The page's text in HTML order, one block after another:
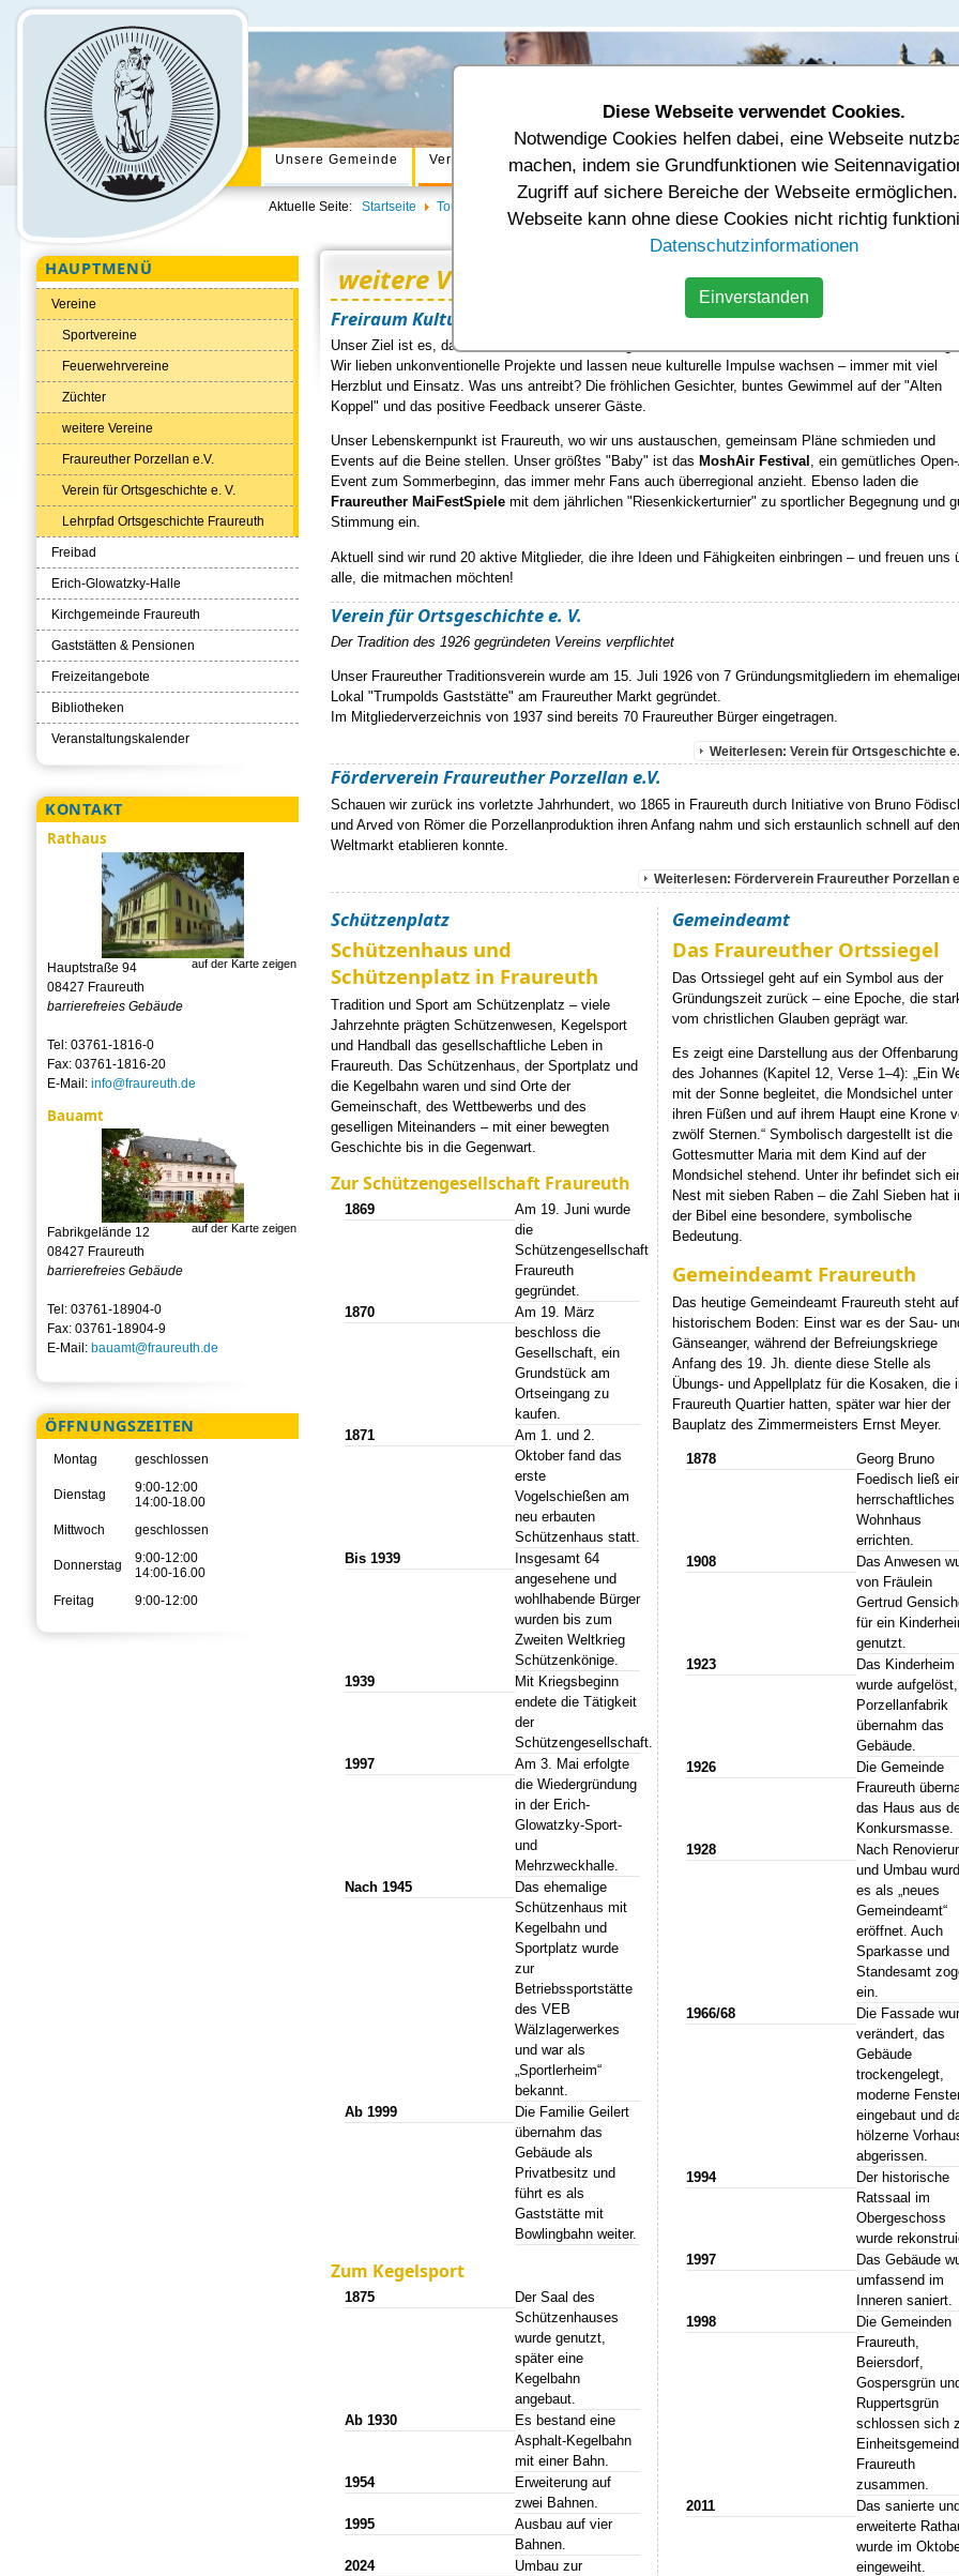
Diese Webseite verwendet Cookies.
Notwendige Cookies helfen dabei, eine Webseite
machen, indem sie Grundfunktionen wie
Zugriff auf sichere Bereiche der Webseite
Webseite kann ohne diese Cookies nicht richtig
Datenschutzinformationen
Einverstanden
Unsere Gemeinde Verwaltung & Einrichtungen Tourismus & Freizeit Wirtschaft
Aktuelle Seite: Startseite Tourismus & Freizeit
weitere Vereine
Freiraum Kultur e. V. Fraureuth
Unser Ziel ist es, das kulturelle Leben in der Region zu bereichern und Menschen
Wir lieben unkonventionelle Projekte und lassen neue kulturelle Impulse wachsen – immer mit viel
Herzblut und Einsatz. Was uns antreibt? Die fröhlichen Gesichter, buntes Gewimmel auf der "Alten
Koppel" und das positive Feedback unserer Gäste.
Unser Lebenskernpunkt ist Fraureuth, wo wir uns austauschen, gemeinsam Pläne schmieden und
Events auf die Beine stellen. Unser größtes "Baby" ist das MoshAir Festival , ein gemütliches
Event zum Sommerbeginn, das immer mehr Fans auch überregional anzieht. Ebenso laden die
Fraureuther MaiFestSpiele mit dem jährlichen "Riesenkickerturnier" zu sportlicher Begegnung und
Stimmung ein.
Aktuell sind wir rund 20 aktive Mitglieder, die ihre Ideen und Fähigkeiten einbringen – und freuen uns
alle, die mitmachen möchten!
Verein für Ortsgeschichte e. V.
Der Tradition des 1926 gegründeten Vereins verpflichtet
Unser Fraureuther Traditionsverein wurde am 15. Juli 1926 von 7 Gründungsmitgliedern im
Lokal "Trumpolds Gaststätte" am Fraureuther Markt gegründet.
Im Mitgliederverzeichnis von 1937 sind bereits 70 Fraureuther Bürger eingetragen.
Weiterlesen: Verein für Ortsgeschichte
Förderverein Fraureuther Porzellan e.V.
Schauen wir zurück ins vorletzte Jahrhundert, wo 1865 in Fraureuth durch Initiative von Bruno
und Arved von Römer die Porzellanproduktion ihren Anfang nahm und sich erstaunlich schnell auf
Weltmarkt etablieren konnte.
Weiterlesen: Förderverein Fraureuther Porzellan
Schützenplatz
Schützenhaus und
Schützenplatz in Fraureuth
Tradition und Sport am Schützenplatz – viele
Jahrzehnte prägten Schützenwesen, Kegelsport
und Handball das gesellschaftliche Leben in
Fraureuth. Das Schützenhaus, der Sportplatz und
die Kegelbahn waren und sind Orte der
Gemeinschaft, des Wettbewerbs und des
geselligen Miteinanders – mit einer bewegten
Geschichte bis in die Gegenwart.
Zur Schützengesellschaft Fraureuth
1869
Am 19. Juni wurde
die
Schützengesellschaft
Fraureuth
gegründet.
1870
Am 19. März
beschloss die
Gesellschaft, ein
Grundstück am
Ortseingang zu
kaufen.
1871
Am 1. und 2.
Oktober fand das
erste
Vogelschießen am
neu erbauten
Schützenhaus statt.
Bis 1939
Insgesamt 64
angesehene und
wohlhabende Bürger
wurden bis zum
Zweiten Weltkrieg
Schützenkönige.
1939
Mit Kriegsbeginn
endete die Tätigkeit
der
Schützengesellschaft.
1997
Am 3. Mai erfolgte
die Wiedergründung
in der Erich-
Glowatzky-Sport-
und
Mehrzweckhalle.
Nach 1945
Das ehemalige
Schützenhaus mit
Kegelbahn und
Sportplatz wurde
zur
Betriebssportstätte
des VEB
Wälzlagerwerkes
und war als
„Sportlerheim“
bekannt.
Ab 1999
Die Familie Geilert
übernahm das
Gebäude als
Privatbesitz und
führt es als
Gaststätte mit
Bowlingbahn weiter.
Zum Kegelsport
1875
Der Saal des
Schützenhauses
wurde genutzt,
später eine
Kegelbahn
angebaut.
Ab 1930
Es bestand eine
Asphalt-Kegelbahn
mit einer Bahn.
1954
Erweiterung auf
zwei Bahnen.
1995
Ausbau auf vier
Bahnen.
2024
Umbau zur
Gemeindeamt
Das Fraureuther Ortssiegel
Das Ortssiegel geht auf ein Symbol aus der
Gründungszeit zurück – eine Epoche, die
vom christlichen Glauben geprägt war.
Es zeigt eine Darstellung aus der Offenbarung
des Johannes (Kapitel 12, Verse 1–4): „Ein
mit der Sonne begleitet, die Mondsichel unter
ihren Füßen und auf ihrem Haupt eine Krone
zwölf Sternen.“ Symbolisch dargestellt ist die
Gottesmutter Maria mit dem Kind auf der
Mondsichel stehend. Unter ihr befindet sich
Nest mit sieben Raben – die Zahl Sieben hat
der Bibel eine besondere, symbolische
Bedeutung.
Gemeindeamt Fraureuth
Das heutige Gemeindeamt Fraureuth steht auf
historischem Boden: Einst war es der Sau-
Gänseanger, während der Befreiungskriege
Anfang des 19. Jh. diente diese Stelle als
Übungs- und Appellplatz für die Kosaken, die
Fraureuth Quartier hatten, später war hier der
Bauplatz des Zimmermeisters Ernst Meyer.
1878
Georg Bruno
Foedisch ließ
herrschaftliches
Wohnhaus
errichten.
1908
Das Anwesen
von Fräulein
Gertrud
für ein
genutzt.
1923
Das Kinderheim
wurde
Porzellanfabrik
übernahm das
Gebäude.
1926
Die Gemeinde
Fraureuth
das Haus aus
Konkursmasse.
1928
Nach
und Umbau
es als „neues
Gemeindeamt“
eröffnet. Auch
Sparkasse und
Standesamt
ein.
1966/68
Die Fassade
verändert, das
Gebäude
trockengelegt,
moderne
eingebaut und
hölzerne
abgerissen.
1994
Der historische
Ratssaal im
Obergeschoss
wurde
1997
Das Gebäude
umfassend im
Inneren saniert.
1998
Die Gemeinden
Fraureuth,
Beiersdorf,
Gospersgrün
Ruppertsgrün
schlossen sich
Fraureuth
zusammen.
2011
Das sanierte und
erweiterte
wurde im
eingeweiht.
HAUPTMENÜ
Vereine
Sportvereine
Feuerwehrvereine
Züchter
weitere Vereine
Fraureuther Porzellan e.V.
Verein für Ortsgeschichte e. V.
Lehrpfad Ortsgeschichte Fraureuth
Freibad
Erich-Glowatzky-Halle
Kirchgemeinde Fraureuth
Gaststätten & Pensionen
Freizeitangebote
Bibliotheken
Veranstaltungskalender
KONTAKT
Rathaus
auf der Karte zeigen
Hauptstraße 94
08427 Fraureuth
barrierefreies Gebäude
Tel: 03761-1816-0
Fax: 03761-1816-20
E-Mail: info@fraureuth.de
Bauamt
auf der Karte zeigen
Fabrikgelände 12
08427 Fraureuth
barrierefreies Gebäude
Tel: 03761-18904-0
Fax: 03761-18904-9
E-Mail: bauamt@fraureuth.de
ÖFFNUNGSZEITEN
Montag geschlossen
Dienstag
9:00-12:00
14:00-18.00
Mittwoch
geschlossen
Donnerstag
9:00-12:00
14:00-16.00
Freitag
9:00-12:00